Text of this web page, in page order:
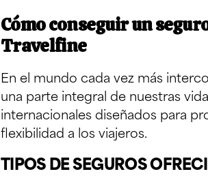
Cómo conseguir un
Travelfine
En el mundo cada vez más
una parte integral de nuestras
internacionales diseñados para
flexibilidad a los viajeros.
TIPOS DE SEGUROS